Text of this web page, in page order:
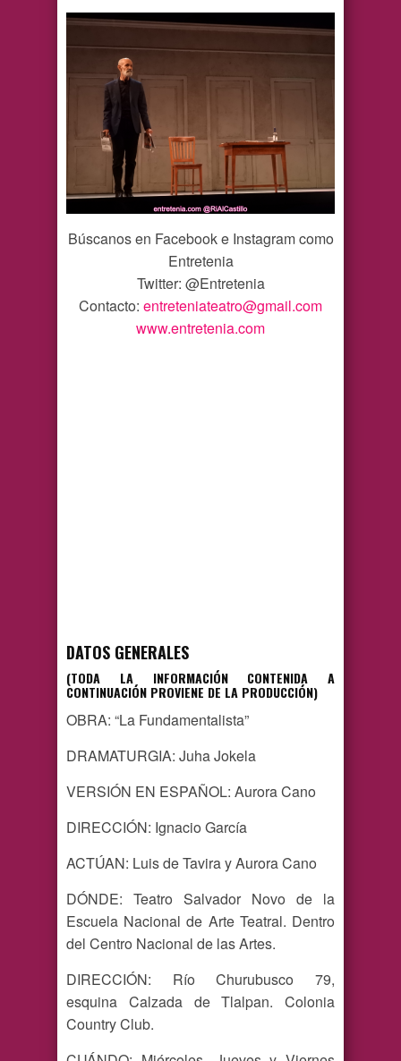
Búscanos en Facebook e Instagram como
Entretenia
Twitter: @Entretenia
Contacto: entreteniateatro@gmail.com
www.entretenia.com
DATOS GENERALES
(TODA LA INFORMACIÓN CONTENIDA A
CONTINUACIÓN PROVIENE DE LA PRODUCCIÓN)
OBRA: “La Fundamentalista”
DRAMATURGIA: Juha Jokela
VERSIÓN EN ESPAÑOL: Aurora Cano
DIRECCIÓN: Ignacio García
ACTÚAN: Luis de Tavira y Aurora Cano
DÓNDE: Teatro Salvador Novo de la
Escuela Nacional de Arte Teatral. Dentro
del Centro Nacional de las Artes.
DIRECCIÓN: Río Churubusco 79,
esquina Calzada de Tlalpan. Colonia
Country Club.